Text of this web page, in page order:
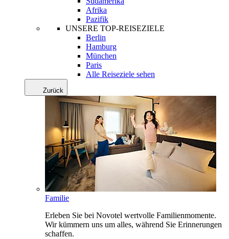
Afrika
Pazifik
UNSERE TOP-REISEZIELE
Berlin
Hamburg
München
Paris
Alle Reiseziele sehen
Zurück
Familie
Erleben Sie bei Novotel wertvolle Familienmomente.
Wir kümmern uns um alles, während Sie Erinnerungen
schaffen.